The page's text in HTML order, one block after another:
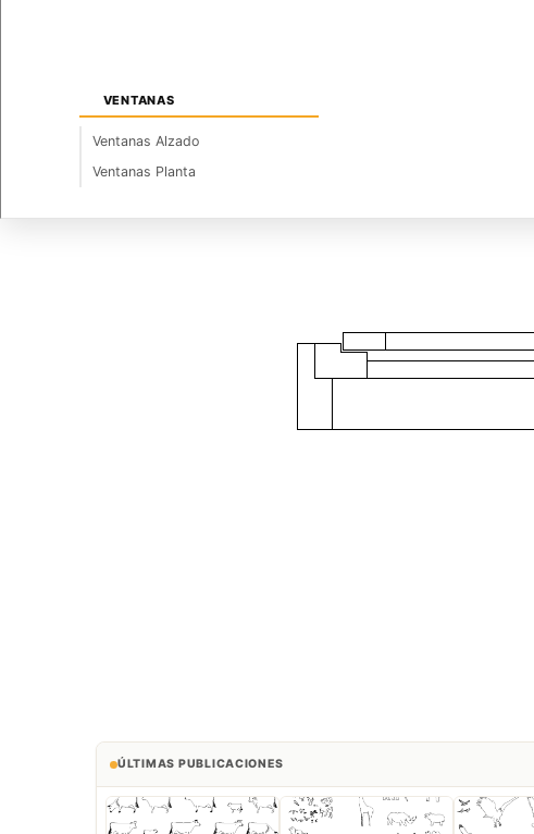
VENTANAS
Ventanas Alzado
Ventanas Planta
ÚLTIMAS PUBLICACIONES